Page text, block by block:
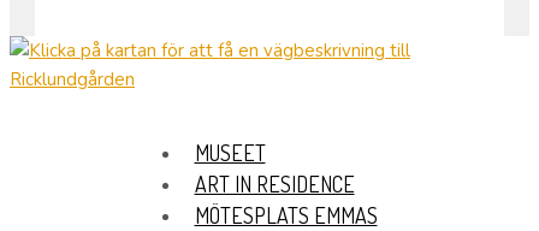
MUSEET
ART IN RESIDENCE
MÖTESPLATS EMMAS